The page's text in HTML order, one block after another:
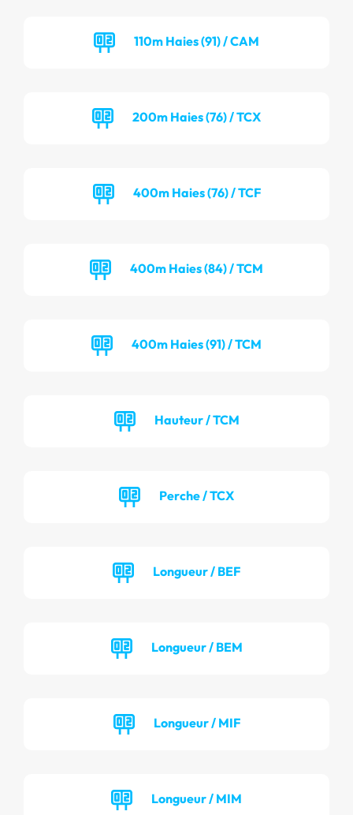
110m Haies (91) / CAM
200m Haies (76) / TCX
400m Haies (76) / TCF
400m Haies (84) / TCM
400m Haies (91) / TCM
Hauteur / TCM
Perche / TCX
Longueur / BEF
Longueur / BEM
Longueur / MIF
Longueur / MIM